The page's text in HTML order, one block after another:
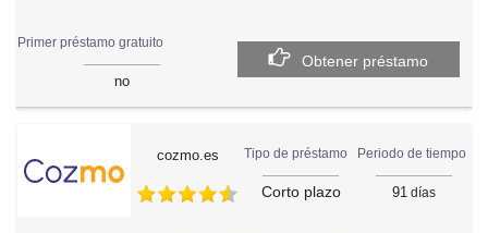
Primer préstamo gratuito
no
Obtener préstamo
cozmo.es Tipo de préstamo
Corto plazo
Periodo de tiempo
91 días